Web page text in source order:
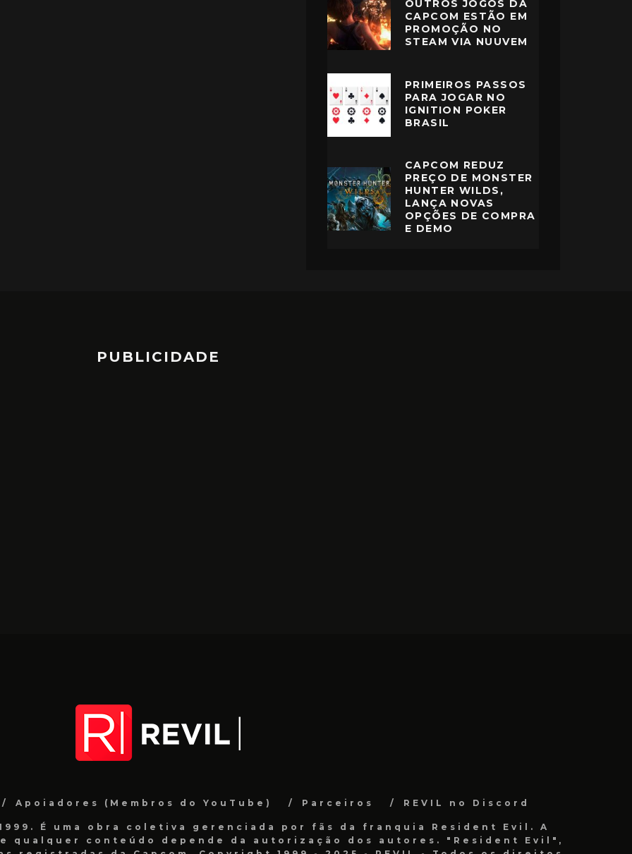
OUTROS JOGOS DA
CAPCOM ESTÃO EM
PROMOÇÃO NO
STEAM VIA NUUVEM
PRIMEIROS PASSOS
PARA JOGAR NO
IGNITION POKER
BRASIL
CAPCOM REDUZ
PREÇO DE MONSTER
HUNTER WILDS,
LANÇA NOVAS
OPÇÕES DE COMPRA
E DEMO
PUBLICIDADE
Apoiadores (Membros do YouTube) Parceiros REVIL no Discord
É uma obra coletiva gerenciada por fãs da franquia Resident Evil. A
qualquer conteúdo depende da autorização dos autores. "Resident Evil",